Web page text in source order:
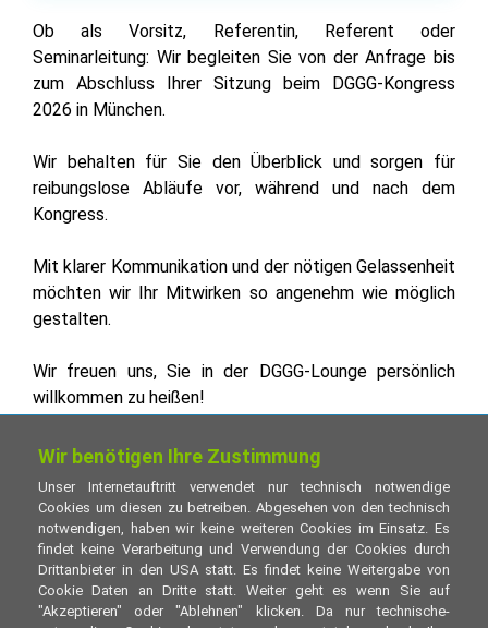
Wir benötigen Ihre Zustimmung
Unser Internetauftritt verwendet nur technisch notwendige
Cookies um diesen zu betreiben. Abgesehen von den technisch
notwendigen, haben wir keine weiteren Cookies im Einsatz. Es
findet keine Verarbeitung und Verwendung der Cookies durch
Drittanbieter in den USA statt. Es findet keine Weitergabe von
Cookie Daten an Dritte statt. Weiter geht es wenn Sie auf
"Akzeptieren" oder "Ablehnen" klicken. Da nur technische-
Ob als Vorsitz, Referentin, Referent oder
Seminarleitung: Wir begleiten Sie von der Anfrage bis
zum Abschluss Ihrer Sitzung beim DGGG-Kongress
2026 in München.
Wir behalten für Sie den Überblick und sorgen für
reibungslose Abläufe vor, während und nach dem
Kongress.
Mit klarer Kommunikation und der nötigen Gelassenheit
möchten wir Ihr Mitwirken so angenehm wie möglich
gestalten.
Wir freuen uns, Sie in der DGGG-Lounge persönlich
willkommen zu heißen!
Deutsche Gesellschaft für Gynäkologie und
Geburtshilfe e.V.
Repräsentanz der DGGG & Fachgesellschaften
Inselkammerstraße 4, 82008 Unterhaching
+49 (0) 89 - 244 135 932
kongress [at] dggg.de